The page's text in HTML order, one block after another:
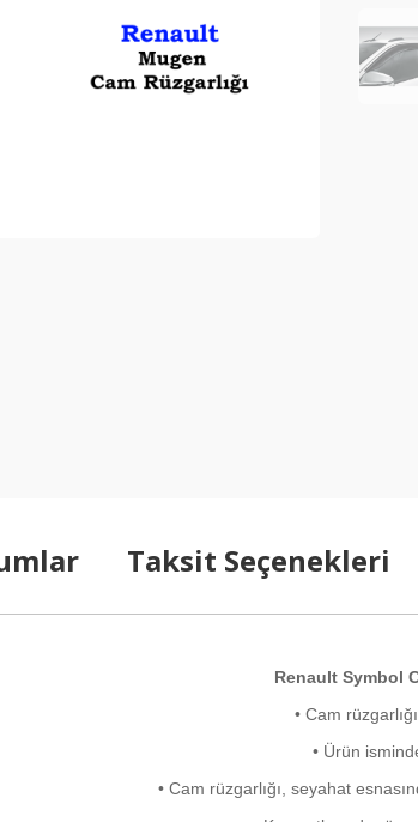
Taksit Seçenekleri
Renault Symbol
• Cam
• Ürün
• Cam rüzgarlığı, seyahat